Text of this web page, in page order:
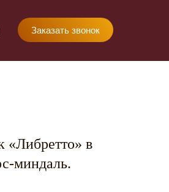
Заказать звонок
«Либретто» в
миндаль.